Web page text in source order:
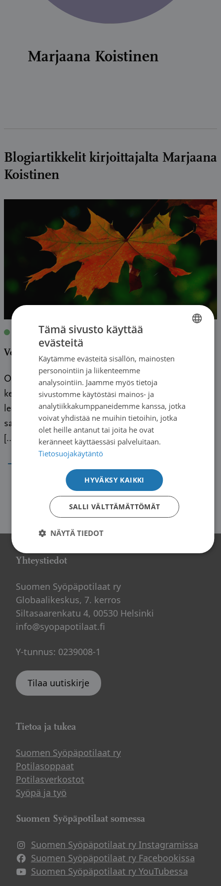
Marjaana Koistinen
Blogiartikkelit kirjoittajalta Marjaana
Koistinen
30.09.2020 | Marjaana Koistinen
Verisyöpäkuukausi: Marjaanan tarina
Olimme pieni lymfoomaperhe… Ensimmäisen
kerran tutustuin verisyöpään, krooniseen
leukemiaan, kun olin pieni tyttö. Tätini, isäni sisko,
sairasti sitä 10 vuotta, kunnes menehtyi siihen tai
[…]
→
Yhteystiedot
Suomen Syöpäpotilaat ry
Globaalikeskus, 7. kerros
Siltasaarenkatu 4, 00530 Helsinki
info@syopapotilaat.fi
Y-tunnus: 0239008-1
Tilaa uutiskirje
Tietoa ja tukea
Suomen Syöpäpotilaat ry
Potilasoppaat
Potilasverkostot
Syöpä ja työ
Suomen Syöpäpotilaat somessa
Suomen Syöpäpotilaat ry Instagramissa
Suomen Syöpäpotilaat ry Facebookissa
Suomen Syöpäpotilaat ry YouTubessa
SWEDISH
Tämä sivusto käyttää
evästeitä
Käytämme evästeitä sisällön, mainosten
personointiin ja liikenteemme
analysointiin. Jaamme myös tietoja
sivustomme käytöstäsi mainos- ja
analytiikkakumppaneidemme kanssa, jotka
voivat yhdistää ne muihin tietoihin, jotka
olet heille antanut tai joita he ovat
keränneet käyttäessäsi palveluitaan.
Tietosuojakäytäntö
HYVÄKSY KAIKKI
SALLI VÄLTTÄMÄTTÖMÄT
NÄYTÄ TIEDOT